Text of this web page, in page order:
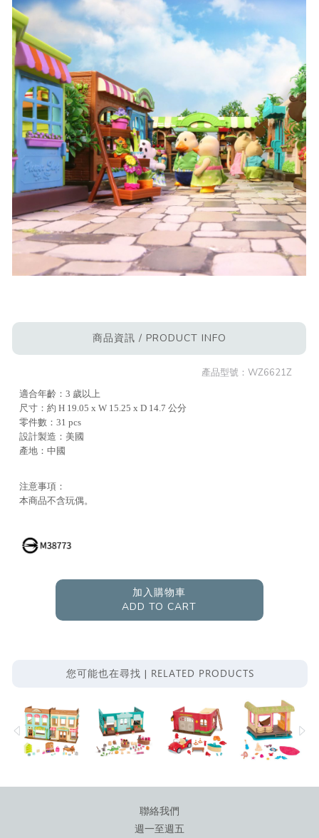
商品資訊 / PRODUCT INFO
產品型號：WZ6621Z
適合年齡：3 歲以上
尺寸：約 H 19.05 x W 15.25 x D 14.7 公分
零件數：31 pcs
設計製造：美國
產地：中國
注意事項：
本商品不含玩偶。
加入購物車
ADD TO CART
您可能也在尋找 | RELATED PRODUCTS
聯絡我們
週一至週五